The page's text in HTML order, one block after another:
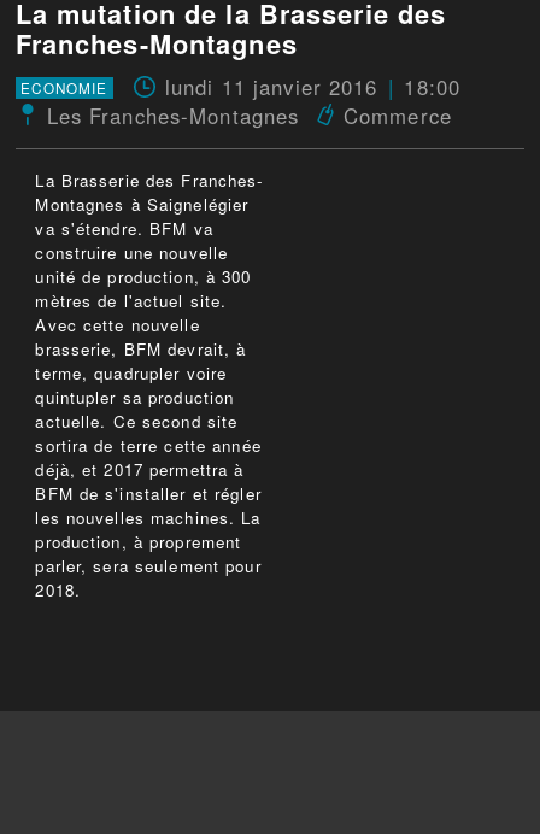
La mutation de la Brasserie des
Franches-Montagnes
ECONOMIE lundi 11 janvier 2016
18:00
Les Franches-Montagnes
Commerce
La Brasserie des Franches-
Montagnes à Saignelégier
va s'étendre. BFM va
construire une nouvelle
unité de production, à 300
mètres de l'actuel site.
Avec cette nouvelle
brasserie, BFM devrait, à
terme, quadrupler voire
quintupler sa production
actuelle. Ce second site
sortira de terre cette année
déjà, et 2017 permettra à
BFM de s'installer et régler
les nouvelles machines. La
production, à proprement
parler, sera seulement pour
2018.